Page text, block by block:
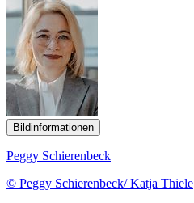
Bildinformationen
Peggy Schierenbeck
© Peggy Schierenbeck/ Katja Thiele